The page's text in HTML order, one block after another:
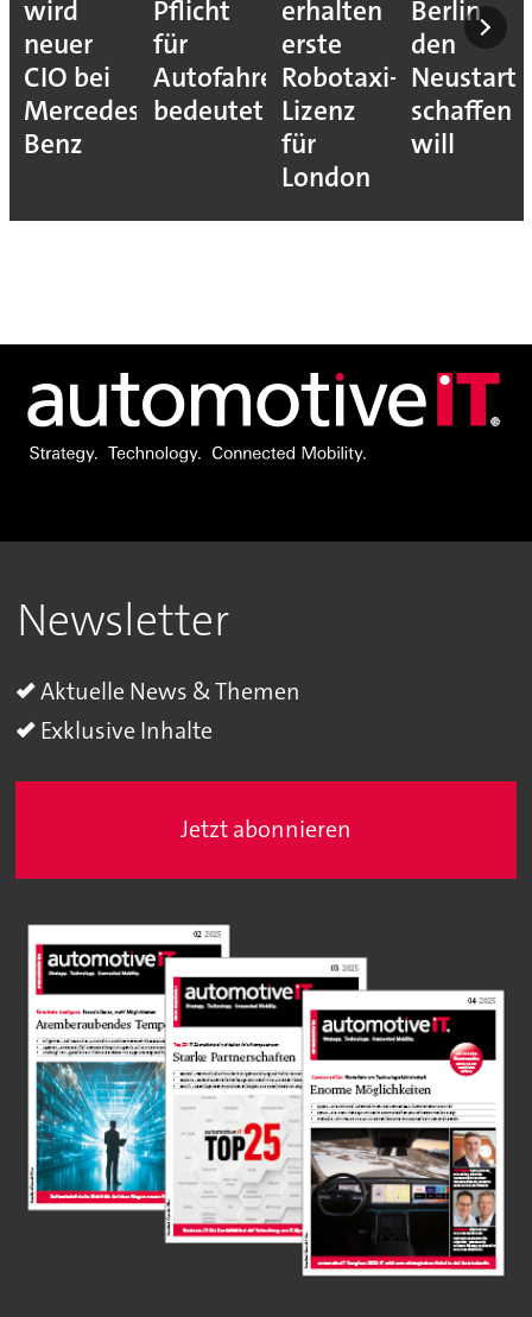
wird
neuer
CIO bei
Mercedes-
Benz
Pflicht
für
Autofahrer
bedeutet
erhalten
erste
Robotaxi-
Lizenz
für
London
Berlin
den
Neustart
schaffen
will
Newsletter
Aktuelle News & Themen
Exklusive Inhalte
Jetzt abonnieren